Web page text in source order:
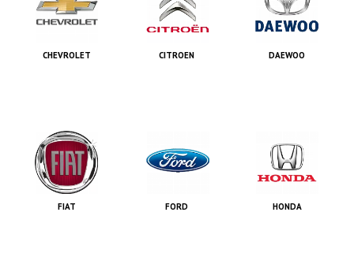
CHEVROLET CITROEN DAEWOO
FIAT FORD HONDA